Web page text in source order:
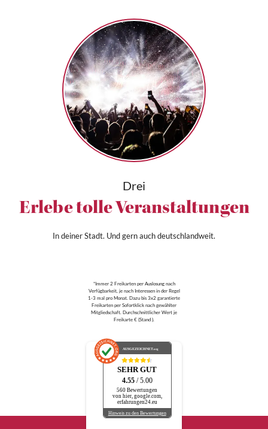
Drei
Erlebe tolle Veranstaltungen
In deiner Stadt. Und gern auch deutschlandweit.
*Immer 2 Freikarten per Auslosung nach
Verfügbarkeit, je nach Interessen in der Regel
1-3 mal pro Monat. Dazu bis 3x2 garantierte
Freikarten per Sofortklick nach gewählter
Mitgliedschaft. Durchschnittlicher Wert je
Freikarte € (Stand ).
AUSGEZEICHNET.org
SEHR GUT
4.55 / 5.00
560 Bewertungen
von hier, google.com,
erfahrungen24.eu
Hinweis zu den Bewertungen